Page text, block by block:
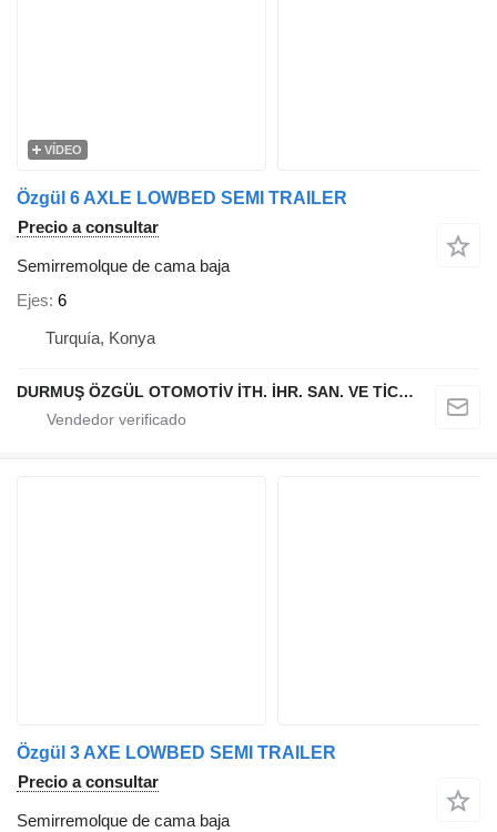
VÍDEO
Özgül 6 AXLE LOWBED SEMI TRAILER
Precio a consultar
Semirremolque de cama baja
Ejes 6
Turquía, Konya
DURMUŞ ÖZGÜL OTOMOTİV İTH. İHR. SAN. VE TİC. A.Ş
Özgül 3 AXE LOWBED SEMI TRAILER
Precio a consultar
Semirremolque de cama baja